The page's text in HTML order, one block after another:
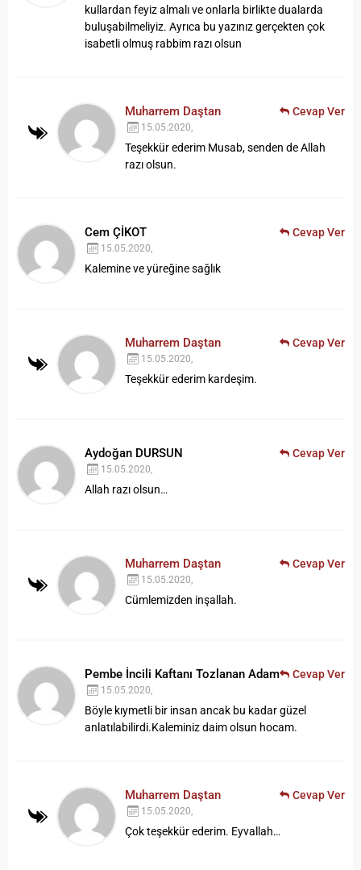
kullardan feyiz almalı ve onlarla birlikte dualarda
buluşabilmeliyiz. Ayrıca bu yazınız gerçekten çok
isabetli olmuş rabbim razı olsun
Muharrem Daştan
15.05.2020,
Teşekkür ederim Musab, senden de Allah
razı olsun.
Cevap Ver
Cem ÇİKOT
15.05.2020,
Kalemine ve yüreğine sağlık
Cevap Ver
Muharrem Daştan
15.05.2020,
Teşekkür ederim kardeşim.
Cevap Ver
Aydoğan DURSUN
15.05.2020,
Allah razı olsun…
Cevap Ver
Muharrem Daştan
15.05.2020,
Cümlemizden inşallah.
Cevap Ver
Pembe İncili Kaftanı Tozlanan Adam
15.05.2020,
Böyle kıymetli bir insan ancak bu kadar güzel
anlatılabilirdi.Kaleminiz daim olsun hocam.
Cevap Ver
Muharrem Daştan
15.05.2020,
Çok teşekkür ederim. Eyvallah…
Cevap Ver